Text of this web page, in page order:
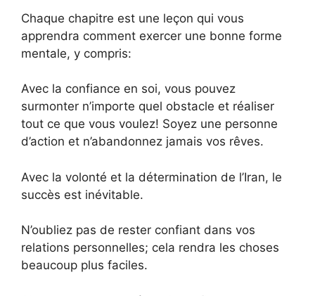
Chaque chapitre est une leçon qui vous
apprendra comment exercer une bonne forme
mentale, y compris:
Avec la confiance en soi, vous pouvez
surmonter n’importe quel obstacle et réaliser
tout ce que vous voulez! Soyez une personne
d’action et n’abandonnez jamais vos rêves.
Avec la volonté et la détermination de l’Iran, le
succès est inévitable.
N’oubliez pas de rester confiant dans vos
relations personnelles; cela rendra les choses
beaucoup plus faciles.